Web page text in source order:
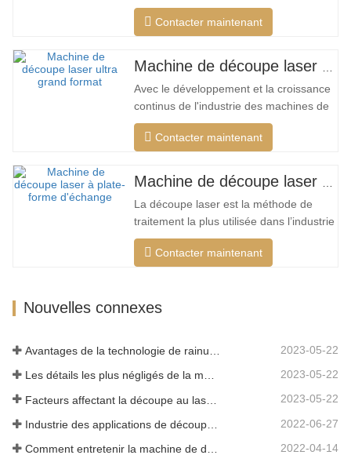
données de processus de découpe
unique, qui peut effectuer différentes
matériaux, optimiser la surface de
coupe, couper une plus large gamme de
matériaux, une vitesse plus rapide,
une…
Contacter maintenant
Avec le développement et la croissance
continus de l'industrie des machines de
découpe laser de mon pays, il existe de
plus en plus de types de machines de
machines de découpe laser sont
constamment enrichis, et la qualité des
produits fabriqués par les grandes…
Contacter maintenant
La découpe laser est la méthode de
traitement la plus utilisée dans l’industrie
du traitement au laser. Le faisceau
invisible remplace le couteau mécanique
d'une vitesse de coupe rapide, non
Contacter maintenant
Nouvelles connexes
2023-05-22
Les détails les plus négligés de la machine de découpe laser à fibre 2023-05-22
2023-05-22
2022-06-27
2022-04-14